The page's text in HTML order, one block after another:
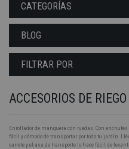
CATEGORÍAS
BLOG
FILTRAR POR
ACCESORIOS DE RIEGO
Enrollador de manguera con ruedas. Con
fácil y cómodo de transportar por todo tu jardín.
carrete y el asa de transporte lo hace fácil de